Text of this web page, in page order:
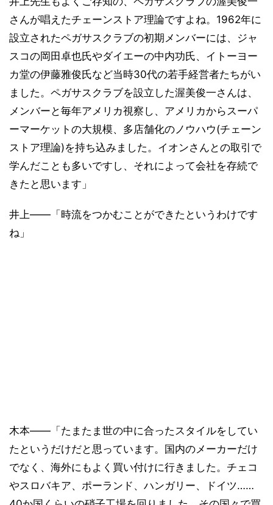
さんが唱えたチェーンストア理論ですよね。1962年に
設立されたペガサスクラブの初期メンバーには、ジャ
スコの岡田卓也氏やダイエーの中内功氏、イトーヨー
カ堂の伊藤雅俊氏など当時30代の若手経営者たちがい
ました。ペガサスクラブを設立した渥美俊一さんは、
メンバーと毎年アメリカ視察し、アメリカからスーパ
ーマーケットの大規模、多店舗化のノウハウ(チェーン
ストア理論)を持ち込みました。イオンさんとの取引で
学んだことも多いですし、それによって会社を存続で
きたと思います」
井上――「時流をつかむことができたというわけです
ね」
木本――「たまたま世の中に合ったスタイルをしてい
たというだけだと思っています。国内のメーカーだけ
でなく、海外にもよく買い付けに行きました。チェコ
やスロバキア、ポーランド、ハンガリー、ドイツ……